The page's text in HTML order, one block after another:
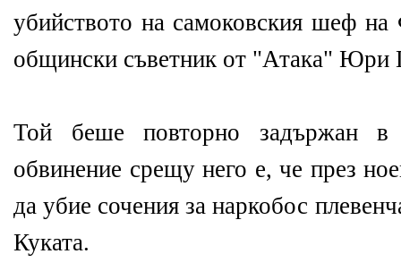
убийството на самоковския шеф
общински съветник от "Атака" Юри
Той беше повторно задържан в
обвинение срещу него е, че през
да убие сочения за наркобос
Куката.